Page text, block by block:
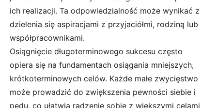
ich realizacji. Ta odpowiedzialność może wynikać z
dzielenia się aspiracjami z przyjaciółmi, rodziną lub
współpracownikami.
Osiągnięcie długoterminowego sukcesu często
opiera się na fundamentach osiągania mniejszych,
krótkoterminowych celów. Każde małe zwycięstwo
może prowadzić do zwiększenia pewności siebie i
pędu, co ułatwia radzenie sobie z większymi celami